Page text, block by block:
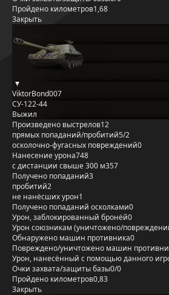
Пройдено километров1,68
Закрыть
ViktorBond007
СУ-122-44
Выжил
Произведено выстрелов12
прямых попаданий/пробитий5/2
осколочно-фугасных повреждений0
Нанесение урона748
с дистанции свыше 300 м357
Получено попаданий3
пробитий2
не нанёсших урон1
Получено попаданий осколками0
Урон, заблокированный бронёй0
Урон союзникам (уничтожено/
Обнаружено машин противника0
Повреждено/уничтожено машин
Урон, нанесённый с помощью данного
Очки захвата/защиты базы0/0
Пройдено километров0,83
Закрыть